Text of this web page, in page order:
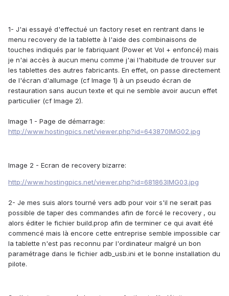
1- J'ai essayé d'effectué un factory reset en rentrant dans le
menu recovery de la tablette à l'aide des combinaisons de
touches indiqués par le fabriquant (Power et Vol + enfoncé) mais
je n'ai accès à aucun menu comme j'ai l'habitude de trouver sur
les tablettes des autres fabricants. En effet, on passe directement
de l'écran d'allumage (cf Image 1) à un pseudo écran de
restauration sans aucun texte et qui ne semble avoir aucun effet
particulier (cf Image 2).
Image 1 - Page de démarrage:
http://www.hostingpics.net/viewer.php?id=643870IMG02.jpg
Image 2 - Ecran de recovery bizarre:
http://www.hostingpics.net/viewer.php?id=681863IMG03.jpg
2- Je mes suis alors tourné vers adb pour voir s'il ne serait pas
possible de taper des commandes afin de forcé le recovery , ou
alors éditer le fichier build.prop afin de terminer ce qui avait été
commencé mais là encore cette entreprise semble impossible car
la tablette n'est pas reconnu par l'ordinateur malgré un bon
paramétrage dans le fichier adb_usb.ini et le bonne installation du
pilote.